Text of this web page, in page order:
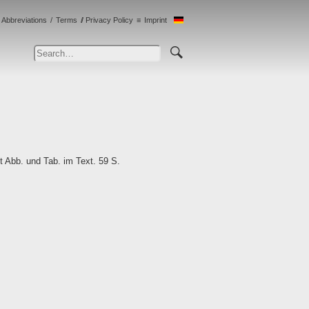
Abbreviations Terms Privacy Policy Imprint
Abb. und Tab. im Text. 59 S.